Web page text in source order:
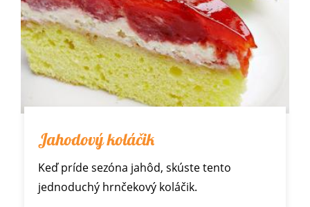
Jahodový koláčik
Keď príde sezóna jahôd, skúste tento
jednoduchý hrnčekový koláčik.